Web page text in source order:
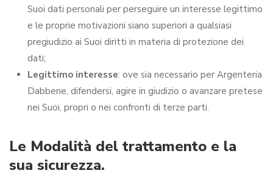
Suoi dati personali per perseguire un interesse legittimo
e le proprie motivazioni siano superiori a qualsiasi
pregiudizio ai Suoi diritti in materia di protezione dei
dati;
Legittimo interesse: ove sia necessario per Argenteria
Dabbene, difendersi, agire in giudizio o avanzare pretese
nei Suoi, propri o nei confronti di terze parti.
Le Modalità del trattamento e la
sua sicurezza.